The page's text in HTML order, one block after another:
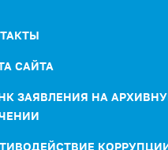
САЙТА
ЗАЯВЛЕНИЯ НА